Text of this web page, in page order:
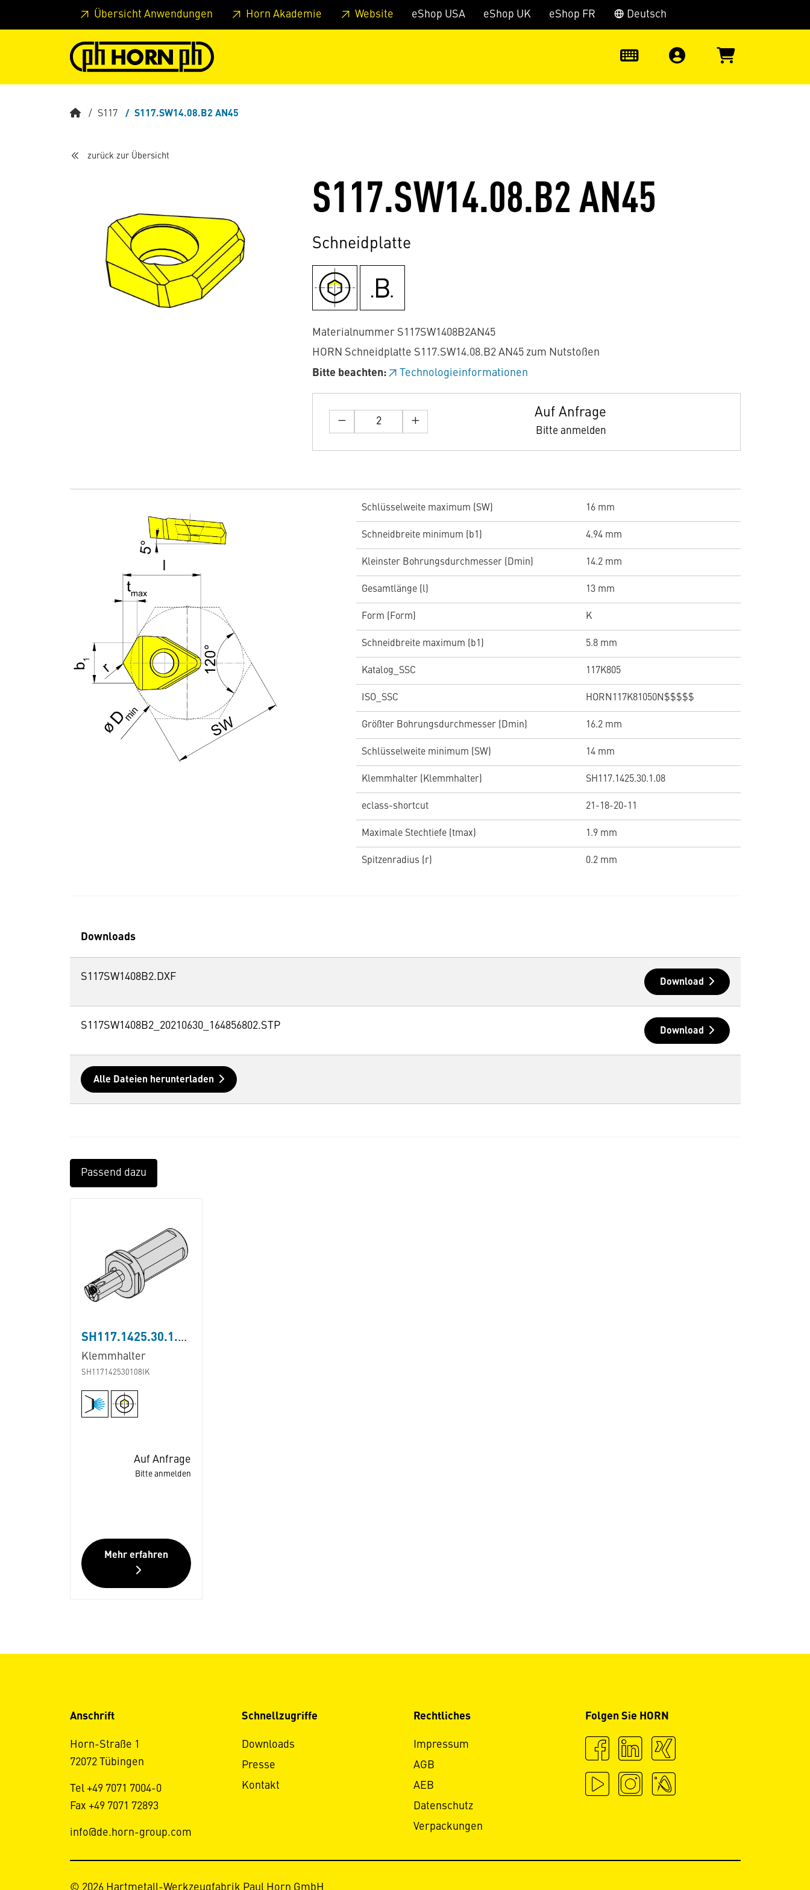
Springe zu Hauptinhalt Springe zum Header Springe zum Footer Springe zum Hauptmenu Springe zur Suche
Übersicht Anwendungen Horn Akademie Website eShop USA eShop UK eShop FR Deutsch
S117 S117.SW14.08.B2 AN45
zurück zur Übersicht
S117.SW14.08.B2 AN45
Schneidplatte
Materialnummer S117SW1408B2AN45
HORN Schneidplatte S117.SW14.08.B2 AN45 zum Nutstoßen
Bitte beachten:
Technologieinformationen
Auf Anfrage
Bitte anmelden
Schlüsselweite maximum (SW) 16 mm
Schneidbreite minimum (b1) 4.94 mm
Kleinster Bohrungsdurchmesser (Dmin) 14.2 mm
Gesamtlänge (l) 13 mm
Form (Form) K
Schneidbreite maximum (b1) 5.8 mm
Katalog_SSC 117K805
ISO_SSC HORN117K81050N$$$$$
Größter Bohrungsdurchmesser (Dmin) 16.2 mm
Schlüsselweite minimum (SW) 14 mm
Klemmhalter (Klemmhalter) SH117.1425.30.1.08
eclass-shortcut 21-18-20-11
Maximale Stechtiefe (tmax) 1.9 mm
Spitzenradius (r) 0.2 mm
Downloads
S117SW1408B2.DXF Download
S117SW1408B2_20210630_164856802.STP Download
Alle Dateien herunterladen
Passend dazu
SH117.1425.30.1.08.IK
Klemmhalter
SH117142530108IK
Auf Anfrage
Bitte anmelden
Mehr erfahren
Anschrift
Horn-Straße 1
72072 Tübingen
Tel +49 7071 7004-0
Fax +49 7071 72893
info@de.horn-group.com
Schnellzugriffe
Downloads
Presse
Kontakt
Rechtliches
Impressum
AGB
AEB
Datenschutz
Verpackungen
Folgen Sie HORN
© 2026 Hartmetall-Werkzeugfabrik Paul Horn GmbH